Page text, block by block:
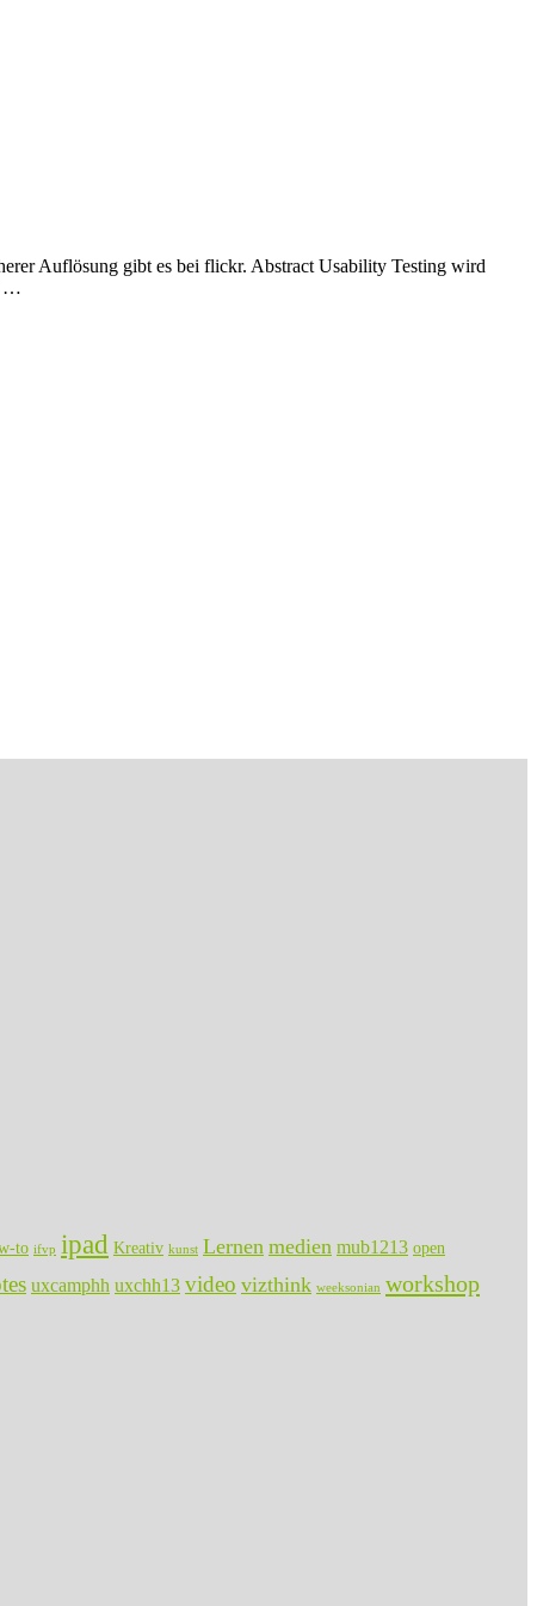
Auflösung gibt es bei flickr. Abstract Usability Testing wird
…
to ifvp ipad Kreativ kunst Lernen medien mub1213 open
uxcamphh uxchh13 video vizthink weeksonian workshop